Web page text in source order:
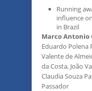
Running
influence
in Brazil
Marco Antonio
Eduardo Polena
Valente de
da Costa, João
Claudia Souza
Passador